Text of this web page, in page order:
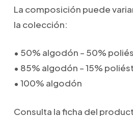
La composición puede
la colección:
• 50% algodón – 50%
• 85% algodón – 15%
• 100% algodón
Consulta la ficha del